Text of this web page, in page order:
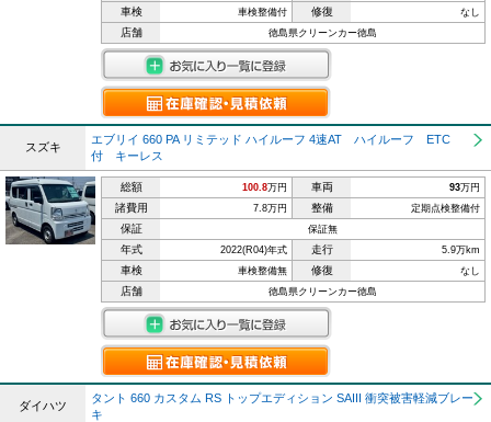
車検 車検整備付 修復 なし
店舗 徳島県クリーンカー徳島
スズキ
エブリイ 660 PA リミテッド ハイルーフ 4速AT ハイルーフ ETC
付 キーレス
総額 100.8万円 車両 93万円
諸費用 7.8万円 整備 定期点検整備付
保証 保証無
年式 2022(R04)年式 走行 5.9万km
車検 車検整備無 修復 なし
店舗 徳島県クリーンカー徳島
ダイハツ
タント 660 カスタム RS トップエディション SAIII 衝突被害軽減ブレー
キ